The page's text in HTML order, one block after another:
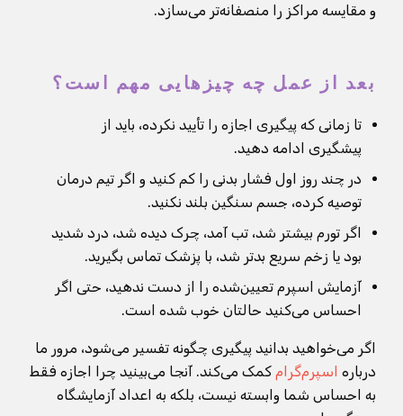
و مقایسه مراکز را منصفانه‌تر می‌سازد.
بعد از عمل چه چیزهایی مهم است؟
تا زمانی که پیگیری اجازه را تأیید نکرده، باید از
پیشگیری ادامه دهید.
در چند روز اول فشار بدنی را کم کنید و اگر تیم درمان
توصیه کرده، جسم سنگین بلند نکنید.
اگر تورم بیشتر شد، تب آمد، چرک دیده شد، درد شدید
بود یا زخم سریع بدتر شد، با پزشک تماس بگیرید.
آزمایش اسپرم تعیین‌شده را از دست ندهید، حتی اگر
احساس می‌کنید حالتان خوب شده است.
اگر می‌خواهید بدانید پیگیری چگونه تفسیر می‌شود، مرور ما
درباره اسپرم‌گرام کمک می‌کند. آنجا می‌بینید چرا اجازه فقط
به احساس شما وابسته نیست، بلکه به اعداد آزمایشگاه